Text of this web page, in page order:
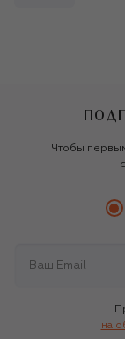
Чтобы
на